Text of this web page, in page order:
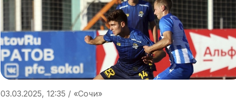
03.03.2025, 12:35 / «Сочи»